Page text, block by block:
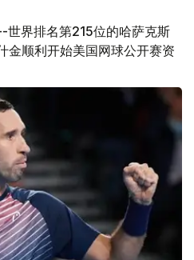
界排名第215位的哈萨克斯
金顺利开始美国网球公开赛资